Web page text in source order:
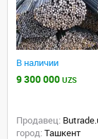
В наличии
9 300 000 UZS
Продавец:
город: Ташкент